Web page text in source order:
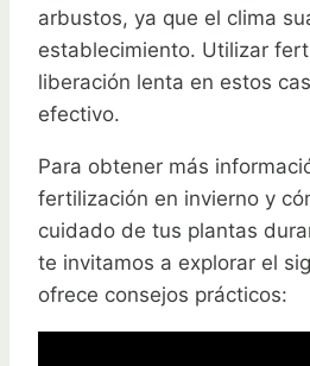
arbustos, ya que el clima
establecimiento. Utilizar
liberación lenta en estos
efectivo.
Para obtener más
fertilización en invierno y
cuidado de tus plantas
te invitamos a explorar el
ofrece consejos prácticos: